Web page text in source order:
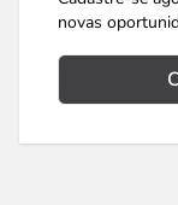
novas